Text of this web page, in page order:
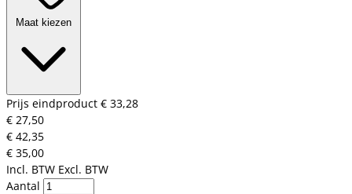
Maat kiezen
Prijs eindproduct € 33,28
€ 27,50
€ 42,35
€ 35,00
Incl. BTW Excl. BTW
Aantal